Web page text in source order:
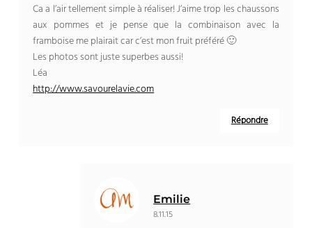
Ca a l’air tellement simple à réaliser! J’aime trop les chaussons
aux pommes et je pense que la combinaison avec la
framboise me plairait car c’est mon fruit préféré 🙂
Les photos sont juste superbes aussi!
Léa
http://www.savourelavie.com
Répondre
Emilie
8.11.15